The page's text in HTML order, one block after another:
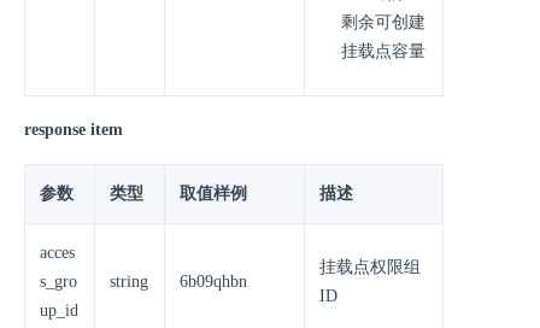
剩余可创建
挂载点容量
response item
参数 类型 取值样例 描述
acces
s_gro
up_id
string 6b09qhbn
挂载点权限组
ID